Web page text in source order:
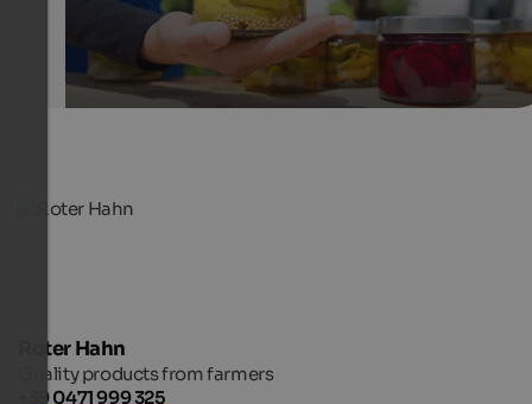
Roter Hahn
Quality products from farmers
+39 0471 999 325